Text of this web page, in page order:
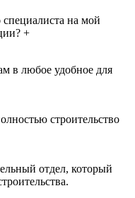
на мой
+
в любое удобное для
строительство
отдел, который